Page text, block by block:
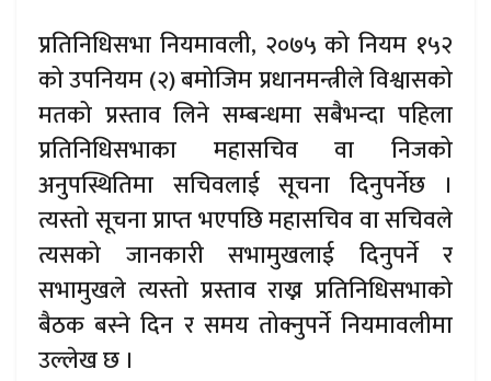
प्रतिनिधिसभा नियमावली, २०७५ को नियम १५२
को उपनियम (२) बमोजिम प्रधानमन्त्रीले विश्वासको
मतको प्रस्ताव लिने सम्बन्धमा सबैभन्दा पहिला
प्रतिनिधिसभाका महासचिव वा निजको
अनुपस्थितिमा सचिवलाई सूचना दिनुपर्नेछ ।
त्यस्तो सूचना प्राप्त भएपछि महासचिव वा सचिवले
त्यसको जानकारी सभामुखलाई दिनुपर्ने र
सभामुखले त्यस्तो प्रस्ताव राख्न प्रतिनिधिसभाको
बैठक बस्ने दिन र समय तोक्नुपर्ने नियमावलीमा
उल्लेख छ ।